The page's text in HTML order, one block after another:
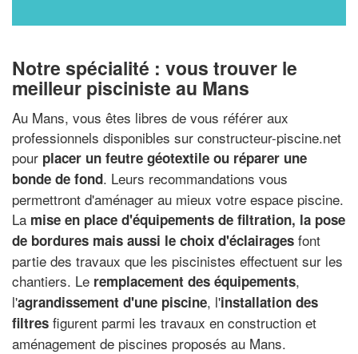
Notre spécialité : vous trouver le
meilleur pisciniste au Mans
Au Mans, vous êtes libres de vous référer aux
professionnels disponibles sur constructeur-piscine.net
pour placer un feutre géotextile ou réparer une
bonde de fond. Leurs recommandations vous
permettront d'aménager au mieux votre espace piscine.
La mise en place d'équipements de filtration, la pose
de bordures mais aussi le choix d'éclairages font
partie des travaux que les piscinistes effectuent sur les
chantiers. Le remplacement des équipements,
l'agrandissement d'une piscine, l'installation des
filtres figurent parmi les travaux en construction et
aménagement de piscines proposés au Mans.